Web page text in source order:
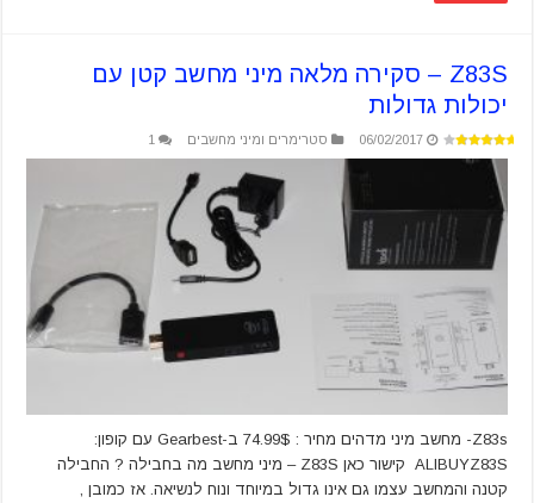
Z83S – סקירה מלאה מיני מחשב קטן עם
יכולות גדולות
06/02/2017 סטרימרים ומיני מחשבים 1
Z83s- מחשב מיני מדהים מחיר : 74.99$ ב-Gearbest עם קופון:
ALIBUYZ83S קישור כאן Z83S – מיני מחשב מה בחבילה ? החבילה
קטנה והמחשב עצמו גם אינו גדול במיוחד ונוח לנשיאה. אז כמובן ,